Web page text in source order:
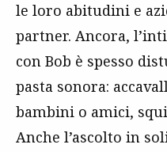
le loro abitudini e
partner. Ancora,
con Bob è spesso
pasta sonora:
bambini o amici,
Anche l’ascolto in